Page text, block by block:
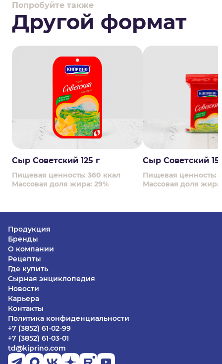
Попробуйте также
Другой формат
Сыр Советский 125 г
Пищевая ценность: 360 ккал
Массовая доля жира: 29%
Сыр Советский
Пищевая ценность:
Массовая доля
Продукция
Бренды
О компании
Рецепты
Где купить
Сырная энциклопедия
Новости
Карьера
Контакты
Политика конфиденциальности
+7 (3852) 61-02-99
+7 (3852) 61-03-01
td@kiprino.com